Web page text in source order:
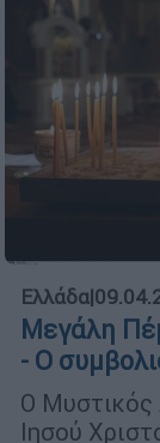
Ελλάδα|
Μεγάλη
- Ο
Ο Μυστικός
Ιησού